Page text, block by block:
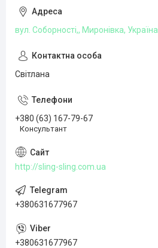
вул. Соборності,, Миронівка, Україна
Світлана
+380 (63) 167-79-67
Консультант
http://sling-sling.com.ua
+380631677967
+380631677967